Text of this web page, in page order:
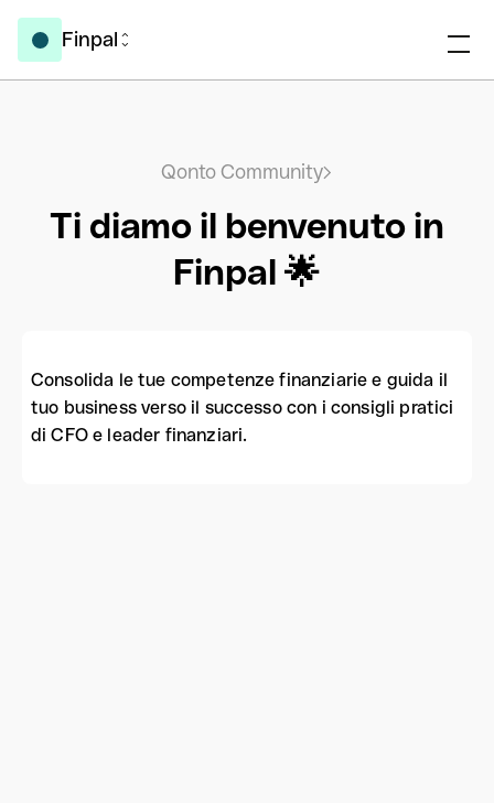
Finpal
Qonto Community
Ti diamo il benvenuto in
Finpal 🌟
Consolida le tue competenze finanziarie e guida il
tuo business verso il successo con i consigli pratici
di CFO e leader finanziari.